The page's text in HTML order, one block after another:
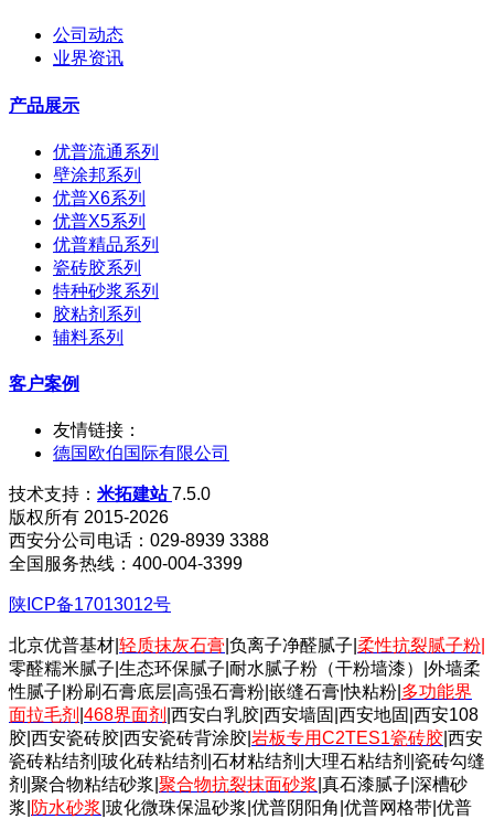
公司动态
业界资讯
产品展示
优普流通系列
壁涂邦系列
优普X6系列
优普X5系列
优普精品系列
瓷砖胶系列
特种砂浆系列
胶粘剂系列
辅料系列
客户案例
友情链接：
德国欧伯国际有限公司
技术支持： 米拓建站 7.5.0
版权所有 2015-2026
西安分公司电话：029-8939 3388
全国服务热线：400-004-3399
陕ICP备17013012号
北京优普基材| 轻质抹灰石膏 |负离子净醛腻子| 柔性抗裂腻子粉
零醛糯米腻子|生态环保腻子|耐水腻子粉（干粉墙漆）|外墙柔
性腻子|粉刷石膏底层|高强石膏粉|嵌缝石膏|快粘粉| 多功能界
面拉毛剂 468界面剂 |西安白乳胶|西安墙固|西安地固|西安108
胶|西安瓷砖胶|西安瓷砖背涂胶| 岩板专用C2TES1瓷砖胶 |西安
瓷砖粘结剂|玻化砖粘结剂|石材粘结剂|大理石粘结剂|瓷砖勾缝
剂|聚合物粘结砂浆| 聚合物抗裂抹面砂浆 |真石漆腻子|深槽砂
浆| 防水砂浆 |玻化微珠保温砂浆|优普阴阳角|优普网格带|优普